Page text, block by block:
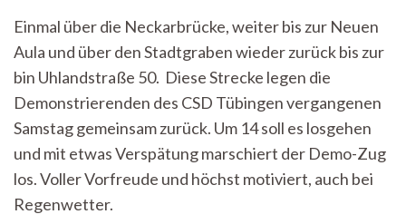
the
Ultimate
Freedom
Einmal über die Neckarbrücke, weiter bis zur Neuen
Aula und über den Stadtgraben wieder zurück bis zur
bin Uhlandstraße 50. Diese Strecke legen die
Demonstrierenden des CSD Tübingen vergangenen
Samstag gemeinsam zurück. Um 14 soll es losgehen
und mit etwas Verspätung marschiert der Demo-Zug
los. Voller Vorfreude und höchst motiviert, auch bei
Regenwetter.